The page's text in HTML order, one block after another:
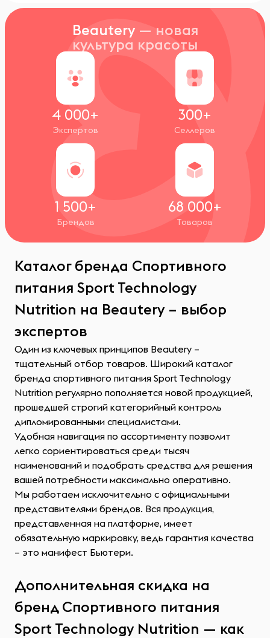
Beautery — новая
культура красоты
4 000+
Экспертов
300+
Селлеров
1 500+
Брендов
68 000+
Товаров
Каталог бренда Спортивного
питания Sport Technology
Nutrition на Beautery – выбор
экспертов
Один из ключевых принципов Beautery –
тщательный отбор товаров. Широкий каталог
бренда спортивного питания Sport Technology
Nutrition регулярно пополняется новой продукцией,
прошедшей строгий категорийный контроль
дипломированными специалистами.
Удобная навигация по ассортименту позволит
легко сориентироваться среди тысяч
наименований и подобрать средства для решения
вашей потребности максимально оперативно.
Мы работаем исключительно с официальными
представителями брендов. Вся продукция,
представленная на платформе, имеет
обязательную маркировку, ведь гарантия качества
– это манифест Бьютери.
Дополнительная скидка на
бренд Спортивного питания
Sport Technology Nutrition — как